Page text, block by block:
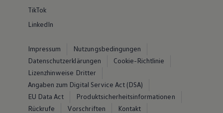
TikTok
LinkedIn
Impressum
Nutzungsbedingungen
Datenschutzerklärungen
Cookie-Richtlinie
Lizenzhinweise Dritter
Angaben zum Digital Service Act (DSA)
EU Data Act
Produktsicherheitsinformationen
Rückrufe
Vorschriften
Kontakt